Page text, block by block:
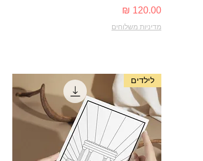
מחיר
מדיניות משלוחים
לילדים